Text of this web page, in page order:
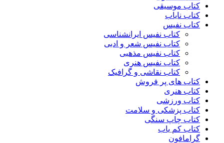
کتاب موسیقی
کتاب نایاب
کتاب نفیس
کتاب نفیس ایرانشناسی
کتاب نفیس شعر و ادبی
کتاب نفیس مذهبی
کتاب نفیس هنری
کتاب نقاشی و گرافیک
کتاب های پر فروش
کتاب هنری
کتاب ورزشی
کتاب پزشکی و سلامت
کتاب چاپ سنگی
کتاب کم یاب
گرامافون